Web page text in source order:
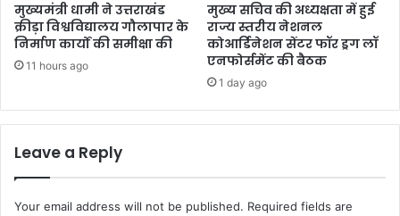
मुख्यमंत्री धामी ने उत्तराखंड
क्रीड़ा विश्वविद्यालय गौलापार के
निर्माण कार्यों की समीक्षा की
11 hours ago
मुख्य सचिव की अध्यक्षता में हुई
राज्य स्तरीय नेशनल
कोआर्डिनेशन सेंटर फॉर ड्रग लॉ
एनफोर्समेंट की बैठक
1 day ago
Leave a Reply
Your email address will not be published. Required fields are